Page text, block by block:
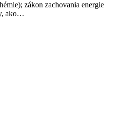
zákon zachovania energie
ako…